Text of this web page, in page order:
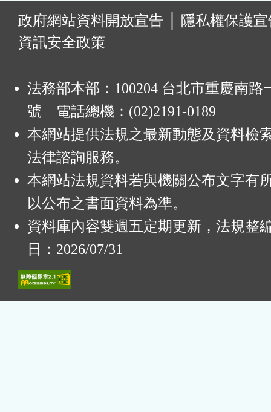
政府網站資料開放宣告
隱私權保護
資訊安全政策
法務部本部：100204 台北市重慶南路
號 電話總機：(02)2191-0189
本網站提供法規之最新動態及資料檢
法律諮詢服務。
本網站法規資料若與機關公布文字有
以公布之書面資料為準。
資料庫內容雙週五定期更新，法規整
日：2026/07/31